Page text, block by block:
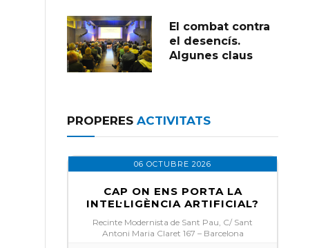
El combat contra
el desencís.
Algunes claus
PROPERESACTIVITATS
06 OCTUBRE 2026
CAP ON ENS PORTA LA
INTEL·LIGÈNCIA ARTIFICIAL?
Recinte Modernista de Sant Pau, C/ Sant
Antoni Maria Claret 167 – Barcelona